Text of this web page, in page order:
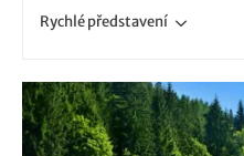
Rychlépředstavení